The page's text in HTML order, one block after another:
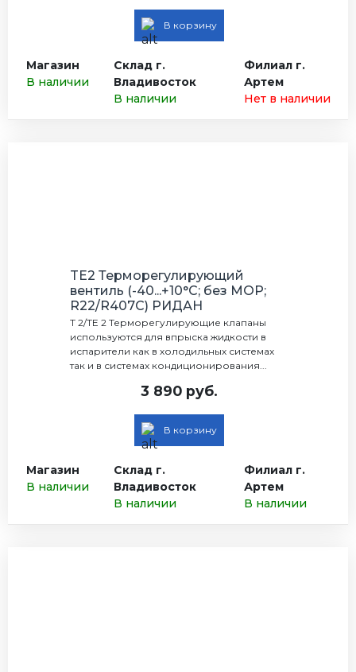
В корзину
Магазин
В наличии
Склад г.
Владивосток
В наличии
Филиал г.
Артем
Нет в наличии
TE2 Терморегулирующий
вентиль (-40...+10°C; без МОР;
R22/R407C) РИДАН
Т 2/TE 2 Терморегулирующие клапаны
используются для впрыска жидкости в
испарители как в холодильных системах
так и в системах кондиционирования...
3 890 руб.
В корзину
Магазин
В наличии
Склад г.
Владивосток
В наличии
Филиал г.
Артем
В наличии